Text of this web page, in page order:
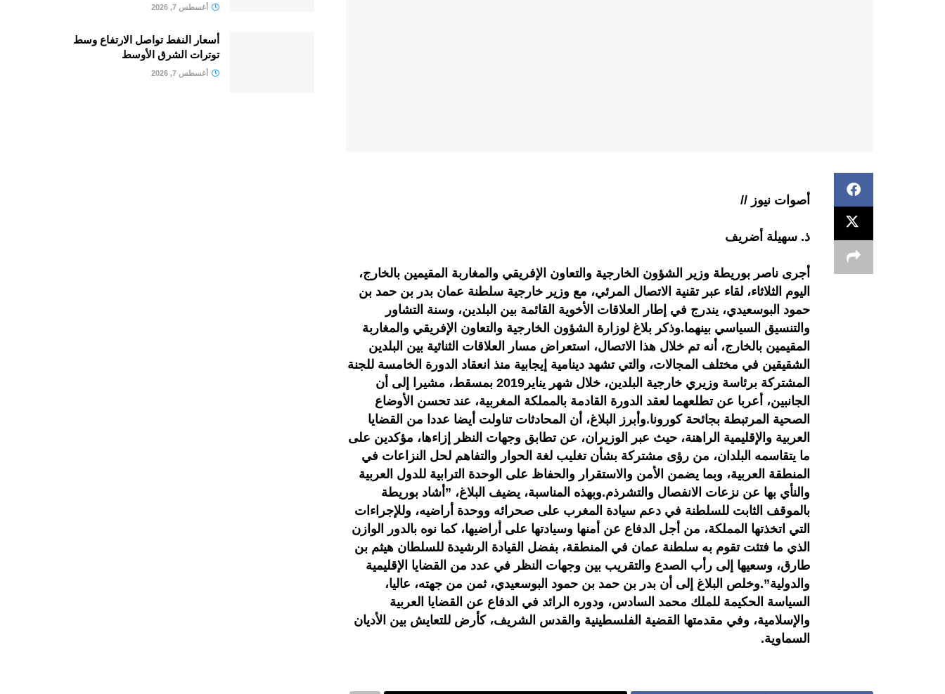
أصوات نيوز //
ذ. سهيلة أضريف
أجرى ناصر بوريطة وزير الشؤون الخارجية والتعاون الإفريقي والمغاربة المقيمين بالخارج،
اليوم الثلاثاء، لقاء عبر تقنية الاتصال المرئي، مع وزير خارجية سلطنة عمان بدر بن حمد بن
حمود البوسعيدي، يندرج في إطار العلاقات الأخوية القائمة بين البلدين، وسنة التشاور
والتنسيق السياسي بينهما.وذكر بلاغ لوزارة الشؤون الخارجية والتعاون الإفريقي والمغاربة
المقيمين بالخارج، أنه تم خلال هذا الاتصال، استعراض مسار العلاقات الثنائية بين البلدين
الشقيقين في مختلف المجالات، والتي تشهد دينامية إيجابية منذ انعقاد الدورة الخامسة للجنة
المشتركة برئاسة وزيري خارجية البلدين، خلال شهر يناير2019 بمسقط، مشيرا إلى أن
الجانبين، أعربا عن تطلعهما لعقد الدورة القادمة بالمملكة المغربية، عند تحسن الأوضاع
الصحية المرتبطة بجائحة كورونا.وأبرز البلاغ، أن المحادثات تناولت أيضا عددا من القضايا
العربية والإقليمية الراهنة، حيث عبر الوزيران، عن تطابق وجهات النظر إزاءها، مؤكدين على
ما يتقاسمه البلدان، من رؤى مشتركة بشأن تغليب لغة الحوار والتفاهم لحل النزاعات في
المنطقة العربية، وبما يضمن الأمن والاستقرار والحفاظ على الوحدة الترابية للدول العربية
والنأي بها عن نزعات الانفصال والتشرذم.وبهذه المناسبة، يضيف البلاغ، ”أشاد بوريطة
بالموقف الثابت للسلطنة في دعم سيادة المغرب على صحرائه ووحدة أراضيه، وللإجراءات
التي اتخذتها المملكة، من أجل الدفاع عن أمنها وسيادتها على أراضيها، كما نوه بالدور الوازن
الذي ما فتئت تقوم به سلطنة عمان في المنطقة، بفضل القيادة الرشيدة للسلطان هيثم بن
طارق، وسعيها إلى رأب الصدع والتقريب بين وجهات النظر في عدد من القضايا الإقليمية
والدولية”.وخلص البلاغ إلى أن بدر بن حمد بن حمود البوسعيدي، ثمن من جهته، عاليا،
السياسة الحكيمة للملك محمد السادس، ودوره الرائد في الدفاع عن القضايا العربية
والإسلامية، وفي مقدمتها القضية الفلسطينية والقدس الشريف، كأرض للتعايش بين الأديان
السماوية.
أغسطس 7, 2026
أسعار النفط تواصل الارتفاع وسط
توترات الشرق الأوسط
أغسطس 7, 2026